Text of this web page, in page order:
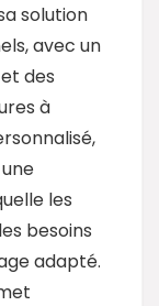
solution
avec un
des
à
les
besoins
adapté.